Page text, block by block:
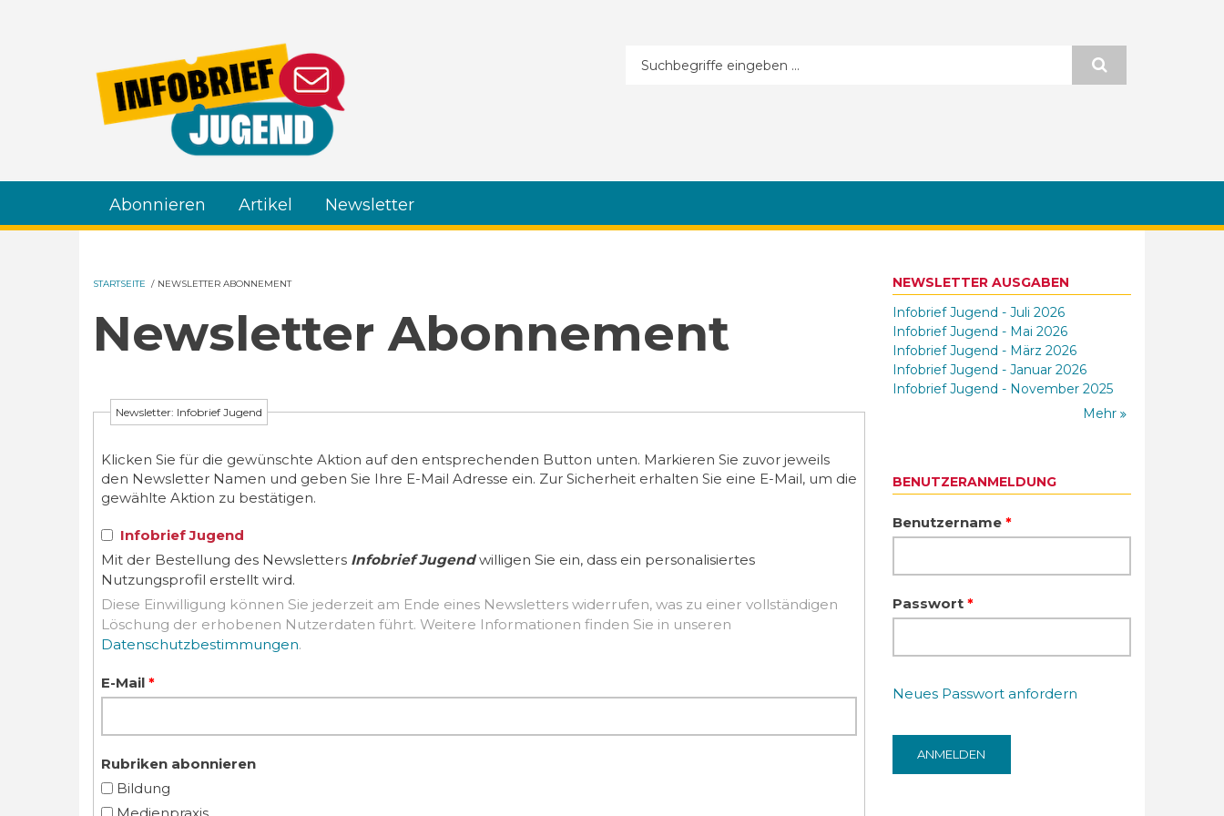
Suchformular
Abonnieren Artikel Newsletter
STARTSEITE / NEWSLETTER ABONNEMENT
Newsletter Abonnement
Newsletter: Infobrief Jugend
Klicken Sie für die gewünschte Aktion auf den entsprechenden Button unten. Markieren Sie zuvor jeweils
den Newsletter Namen und geben Sie Ihre E-Mail Adresse ein. Zur Sicherheit erhalten Sie eine E-Mail, um die
gewählte Aktion zu bestätigen.
Infobrief Jugend
Mit der Bestellung des Newsletters Infobrief Jugendwilligen Sie ein, dass ein personalisiertes
Nutzungsprofil erstellt wird.
Diese Einwilligung können Sie jederzeit am Ende eines Newsletters widerrufen, was zu einer vollständigen
Löschung der erhobenen Nutzerdaten führt. Weitere Informationen finden Sie in unseren
Datenschutzbestimmungen.
E-Mail *
Rubriken abonnieren
Bildung
NEWSLETTER AUSGABEN
Infobrief Jugend - Juli 2026
Infobrief Jugend - Mai 2026
Infobrief Jugend - März 2026
Infobrief Jugend - Januar 2026
Infobrief Jugend - November 2025
Mehr
BENUTZERANMELDUNG
Benutzername *
Passwort *
Neues Passwort anfordern